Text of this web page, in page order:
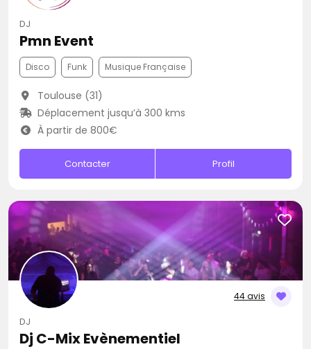
DJ
Pmn Event
Disco Funk Musique Française
Toulouse (31)
Déplacement jusqu’à 300 kms
À partir de 800€
Contacter Profil
44 avis
DJ
Dj C-Mix Evènementiel